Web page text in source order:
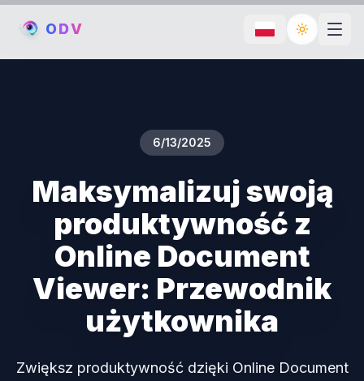
ODV Toggle
6/13/2025
Maksymalizuj swoją
produktywność z
Online Document
Viewer: Przewodnik
użytkownika
Zwiększ produktywność dzięki Online Document